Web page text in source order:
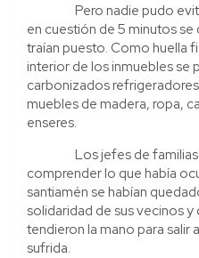
Pero nadie pudo evitar
en cuestión de 5 minutos
traían puesto. Como huella
interior de los inmuebles se
carbonizados
muebles de madera, ropa,
enseres.
Los jefes de familias y
comprender lo que había
santiamén se habían
solidaridad de sus vecinos
tendieron la mano para salir
sufrida.